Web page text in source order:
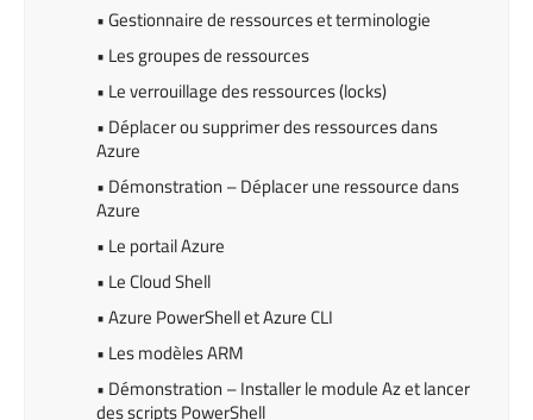
• Gestionnaire de ressources et terminologie
• Les groupes de ressources
• Le verrouillage des ressources (locks)
• Déplacer ou supprimer des ressources dans
Azure
• Démonstration – Déplacer une ressource dans
Azure
• Le portail Azure
• Le Cloud Shell
• Azure PowerShell et Azure CLI
• Les modèles ARM
• Démonstration – Installer le module Az et lancer
des scripts PowerShell